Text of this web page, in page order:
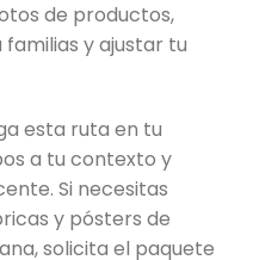
de productos,
y ajustar tu
esta ruta en tu
a tu contexto y
Si necesitas
y pósters de
solicita el paquete